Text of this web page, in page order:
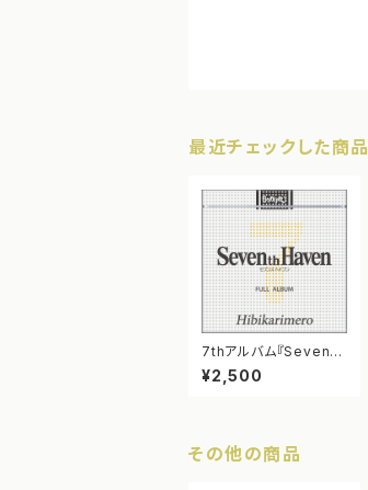
最近チェックした商品
7thアルバム『Seventh
Haven』（セブンスヘイ
ブン）
¥2,500
その他の商品